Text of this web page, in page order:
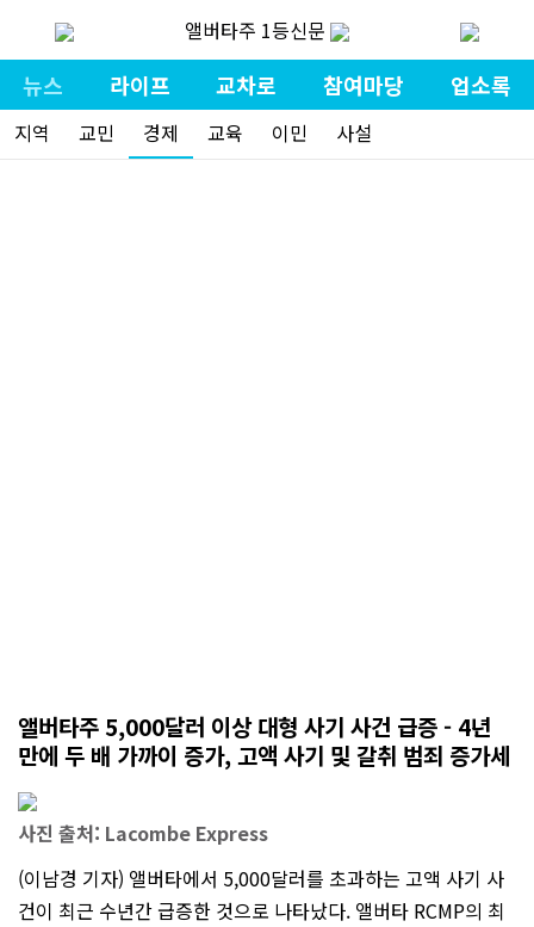
앨버타주 1등신문
뉴스 라이프 교차로 참여마당 업소록
지역 교민 경제 교육 이민 사설
앨버타주 5,000달러 이상 대형 사기 사건 급증 - 4년
만에 두 배 가까이 증가, 고액 사기 및 갈취 범죄 증가세
사진 출처: Lacombe Express
(이남경 기자) 앨버타에서 5,000달러를 초과하는 고액 사기 사
건이 최근 수년간 급증한 것으로 나타났다. 앨버타 RCMP의 최